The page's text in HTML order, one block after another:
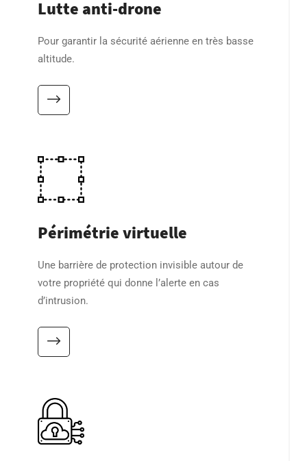
Lutte anti-drone
Pour garantir la sécurité aérienne en très basse
altitude.
Périmétrie virtuelle
Une barrière de protection invisible autour de
votre propriété qui donne l’alerte en cas
d’intrusion.